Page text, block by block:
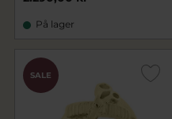
På lager
SALE